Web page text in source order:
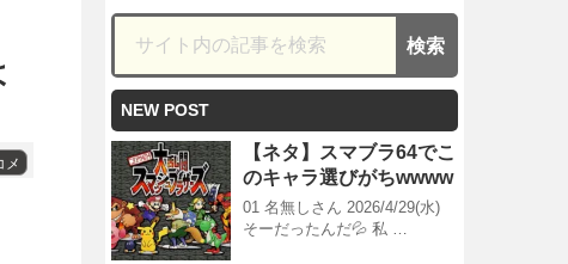
メ
NEW POST
【ネタ】スマブラ64でこ
のキャラ選びがちwwww
01 名無しさん 2026/4/29(水)
そーだったんだ💦 私 …